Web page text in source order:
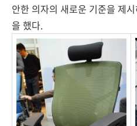
안한 의자의 새로운 기준을 제
을 했다.